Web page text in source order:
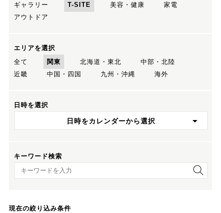
ギャラリー
T-SITE 美容・健康
家電
アウトドア
エリアを選択
全て
関東 北海道・東北
中部・北陸
近畿
中国・四国 九州・沖縄 海外
日時を選択
日時をカレンダーから選択
キーワード検索
キーワード検索
現在の絞り込み条件